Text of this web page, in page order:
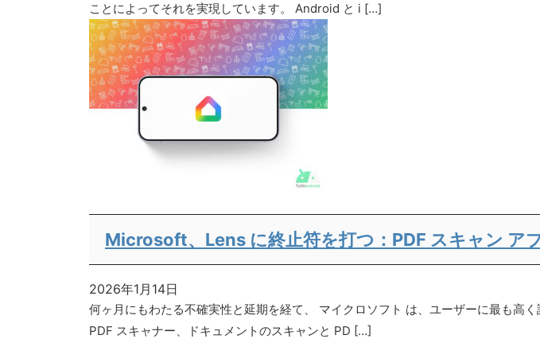
ことによってそれを実現しています。 Android と i […]
Microsoft、Lens に終止符を打つ：PDF スキャン ア
2026年1月14日
何ヶ月にもわたる不確実性と延期を経て、 マイクロソフト は、ユーザーに最も高
PDF スキャナー、ドキュメントのスキャンと PD […]